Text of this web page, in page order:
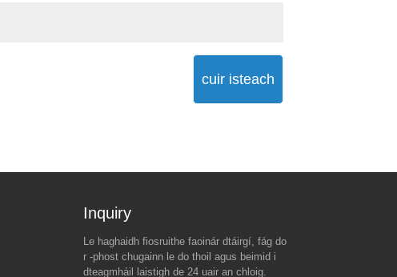
cuir isteach
An fíorchúis taobh thiar de
reo taraife domhanda 90 lá
Bagairt taraife nua Trump i
gcoinne na Síne Sparks
Inquiry For Pricelist
Le haghaidh fiosruithe faoinár dtáirgí, fág do
r -phost chugainn le do thoil agus beimid i
dteagmháil laistigh de 24 uair an chloig.